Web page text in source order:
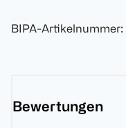
BIPA-Artikelnummer:
Bewertungen